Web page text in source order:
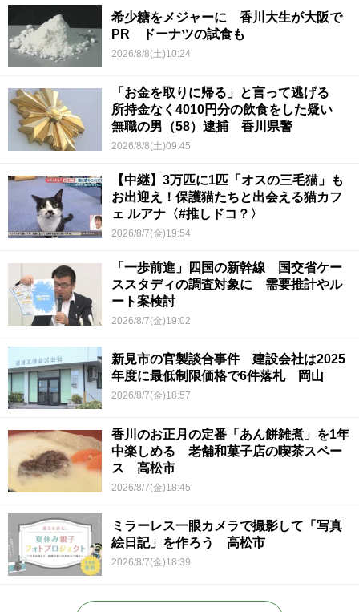
希少糖をメジャーに 香川大生が大阪で
PR ドーナツの試食も
2026/8/8(土)10:24
「お金を取りに帰る」と言って逃げる
所持金なく4010円分の飲食をした疑い
無職の男（58）逮捕 香川県警
2026/8/8(土)09:45
【中継】3万匹に1匹「オスの三毛猫」も
お出迎え！保護猫たちと出会える猫カフ
ェ ルアナ〈#推しドコ？〉
2026/8/7(金)19:54
「一歩前進」四国の新幹線 国交省ケー
ススタディの調査対象に 需要推計やル
ート案検討
2026/8/7(金)19:02
新見市の官製談合事件 建設会社は2025
年度に最低制限価格で6件落札 岡山
2026/8/7(金)18:57
香川のお正月の定番「あん餅雑煮」を1年
中楽しめる 老舗和菓子店の喫茶スペー
ス 高松市
2026/8/7(金)18:45
ミラーレス一眼カメラで撮影して「写真
絵日記」を作ろう 高松市
2026/8/7(金)18:39